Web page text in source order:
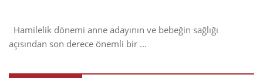
Hamilelik dönemi anne adayının ve bebeğin sağlığı
açısından son derece önemli bir ...